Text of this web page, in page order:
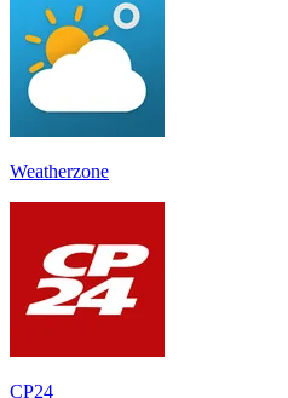
Weatherzone
CP24